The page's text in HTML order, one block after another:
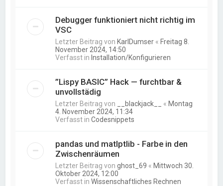
Debugger funktioniert nicht richtig im
VSC
Letzter Beitrag von KarlDumser « Freitag 8.
November 2024, 14:50
Verfasst in Installation/Konfigurieren
”Lispy BASIC” Hack — furchtbar &
unvollstädig
Letzter Beitrag von __blackjack__ « Montag
4. November 2024, 11:34
Verfasst inCodesnippets
pandas und matlptlib - Farbe in den
Zwischenräumen
Letzter Beitrag vonghost_69 « Mittwoch 30.
Oktober 2024, 12:00
Verfasst inWissenschaftliches Rechnen